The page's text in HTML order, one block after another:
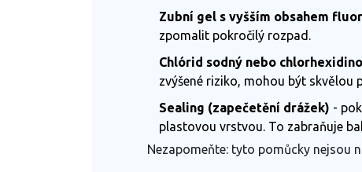
Zubní gel s vyšším obsahem
zpomalit pokročilý rozpad.
Chlórid sodný nebo
zvýšené riziko, mohou být skvělou
Sealing (zapečetění drážek) -
plastovou vrstvou. To zabraňuje
Nezapomeňte: tyto pomůcky nejsou